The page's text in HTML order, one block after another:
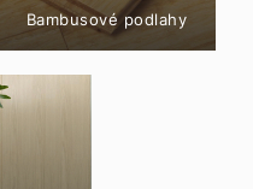
Bambusové podlahy